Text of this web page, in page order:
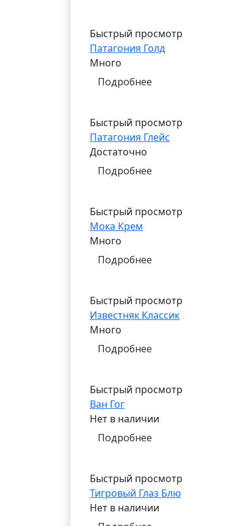
Быстрый просмотр
Патагония Голд
Много
Подробнее
Быстрый просмотр
Патагония Глейс
Достаточно
Подробнее
Быстрый просмотр
Мока Крем
Много
Подробнее
Быстрый просмотр
Известняк Классик
Много
Подробнее
Быстрый просмотр
Ван Гог
Нет в наличии
Подробнее
Быстрый просмотр
Тигровый Глаз Блю
Нет в наличии